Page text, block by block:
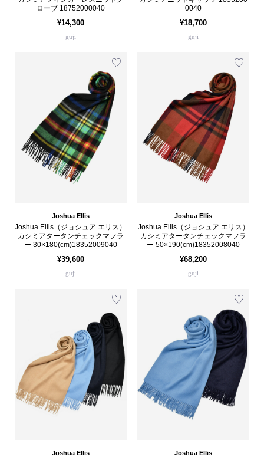
ローブ 18752000040
¥14,300
guji
0040
¥18,700
guji
Joshua Ellis
Joshua Ellis（ジョシュア エリス）
カシミアタータンチェックマフラ
ー 30×180(cm)18352009040
¥39,600
guji
Joshua Ellis
Joshua Ellis（ジョシュア エリス）
カシミアタータンチェックマフラ
ー 50×190(cm)18352008040
¥68,200
guji
Joshua Ellis Joshua Ellis